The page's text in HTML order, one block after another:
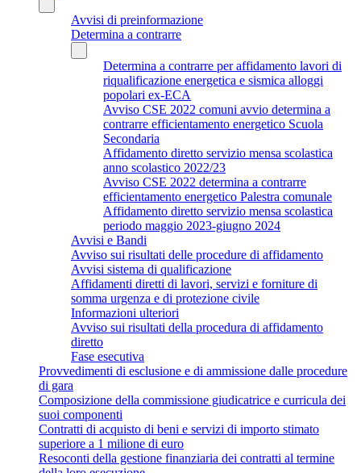
Avvisi di preinformazione
Determina a contrarre
Determina a contrarre per affidamento lavori di
riqualificazione energetica e sismica alloggi
popolari ex-ECA
Avviso CSE 2022 comuni avvio determina a
contrarre efficientamento energetico Scuola
Secondaria
Affidamento diretto servizio mensa scolastica
anno scolastico 2022/23
Avviso CSE 2022 determina a contrarre
efficientamento energetico Palestra comunale
Affidamento diretto servizio mensa scolastica
periodo maggio 2023-giugno 2024
Avvisi e Bandi
Avviso sui risultati delle procedure di affidamento
Avvisi sistema di qualificazione
Affidamenti diretti di lavori, servizi e forniture di
somma urgenza e di protezione civile
Informazioni ulteriori
Avviso sui risultati della procedura di affidamento
diretto
Fase esecutiva
Provvedimenti di esclusione e di ammissione dalle procedure
di gara
Composizione della commissione giudicatrice e curricula dei
suoi componenti
Contratti di acquisto di beni e servizi di importo stimato
superiore a 1 milione di euro
Resoconti della gestione finanziaria dei contratti al termine